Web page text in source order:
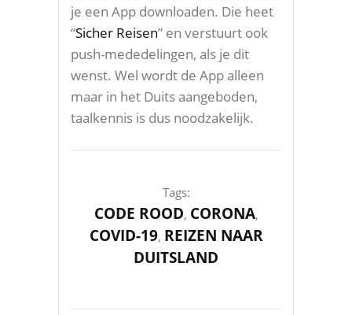
je een App downloaden. Die heet
“Sicher Reisen” en verstuurt ook
push-mededelingen, als je dit
wenst. Wel wordt de App alleen
maar in het Duits aangeboden,
taalkennis is dus noodzakelijk.
Tags:
CODE ROOD, CORONA,
COVID-19, REIZEN NAAR
DUITSLAND